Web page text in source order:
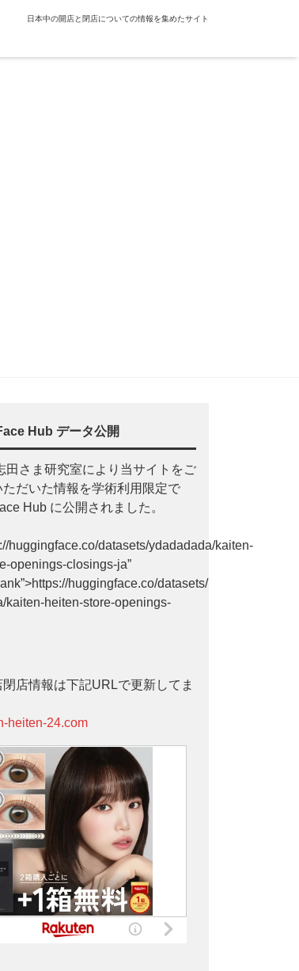
日本中の開店と閉店についての情報を集めたサイト
Hub データ公開
田さま研究室により当サイトをご
だいた情報を学術利用限定で
Hub に公開されました。
huggingface.co/datasets/ydadadada/kaiten-
openings-closings-ja”
huggingface.co/datasets/
kaiten-heiten-store-openings-
店情報は下記URLで更新してま
heiten-24.com